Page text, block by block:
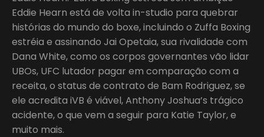
Eddie Hearn está de volta in-studio para quebrar
histórias do mundo do boxe, incluindo o Zuffa Boxing
estréia e assinando Jai Opetaia, sua rivalidade com
Dana White, como os corpos governantes vão lidar
UBOs, UFC lutador pagar em comparação com a
receita, o status de contrato de Bam Rodriguez, se
ele acredita iVB é viável, Anthony Joshua’s trágico
acidente, o que vem a seguir para Katie Taylor, e
muito mais.